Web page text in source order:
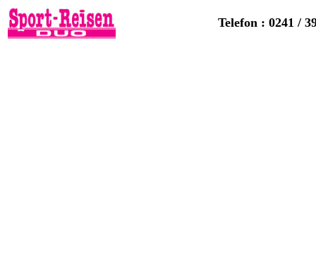
Telefon : 0241 /